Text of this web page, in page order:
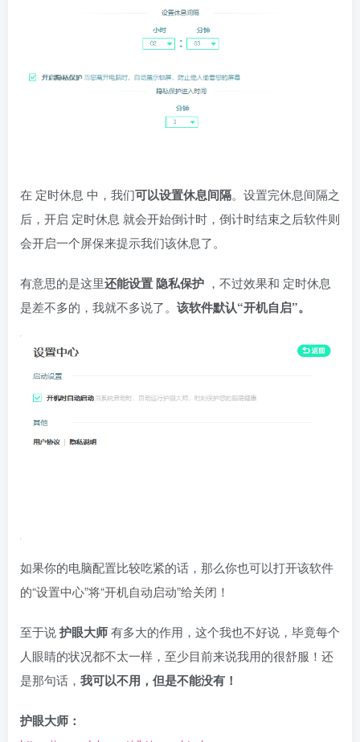
在 定时休息 中，我们可以设置休息间隔。设置完休息间隔之
后，开启 定时休息 就会开始倒计时，倒计时结束之后软件则
会开启一个屏保来提示我们该休息了。
有意思的是这里还能设置 隐私保护 ，不过效果和 定时休息
是差不多的，我就不多说了。 该软件默认“开机自启”。
如果你的电脑配置比较吃紧的话，那么你也可以打开该软件
的“设置中心”将“开机自动启动”给关闭！
至于说护眼大师有多大的作用，这个我也不好说，毕竟每个
人眼睛的状况都不太一样，至少目前来说我用的很舒服！还
是那句话， 我可以不用，但是不能没有！
护眼大师：